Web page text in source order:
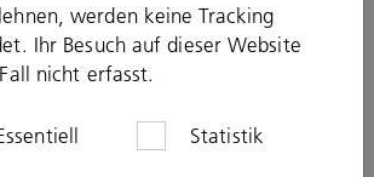
werden keine Tracking
Ihr Besuch auf dieser Website
nicht erfasst.
Statistik